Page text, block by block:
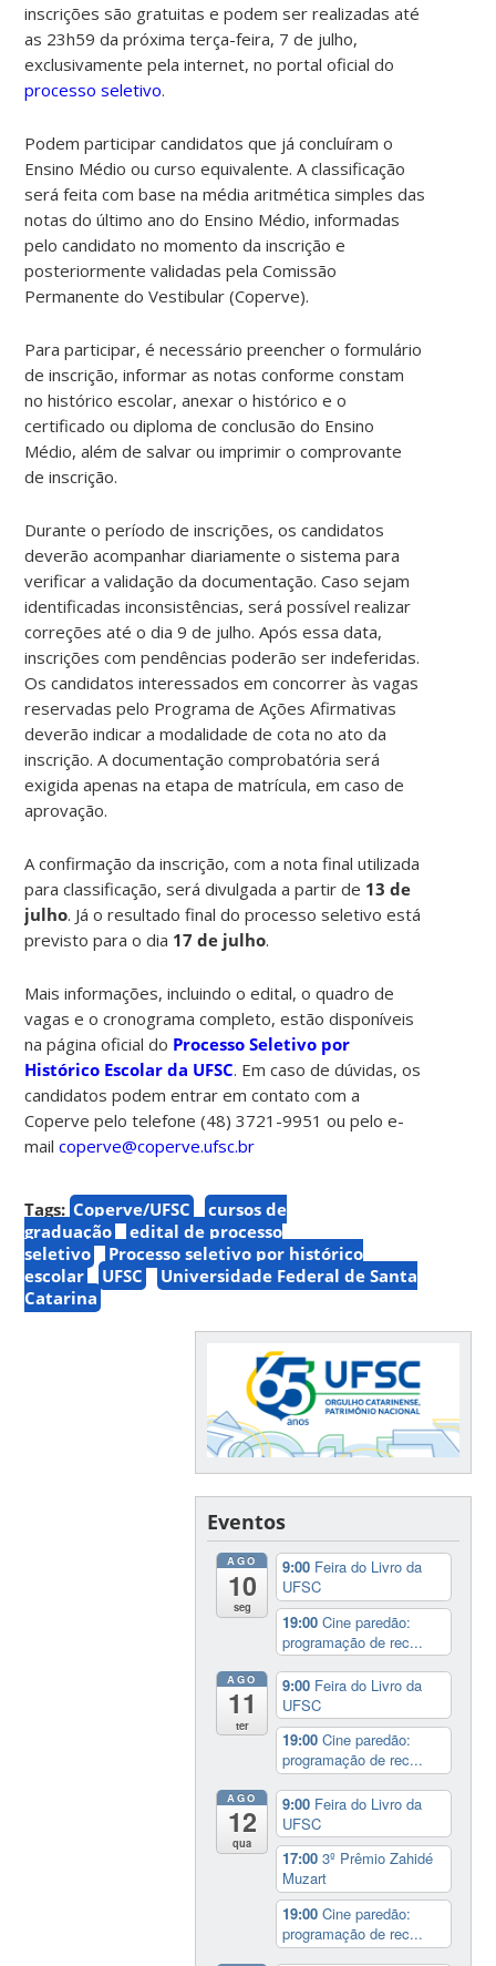
inscrições são gratuitas e podem ser realizadas até
as 23h59 da próxima terça-feira, 7 de julho,
exclusivamente pela internet, no portal oficial do
processo seletivo.
Podem participar candidatos que já concluíram o
Ensino Médio ou curso equivalente. A classificação
será feita com base na média aritmética simples das
notas do último ano do Ensino Médio, informadas
pelo candidato no momento da inscrição e
posteriormente validadas pela Comissão
Permanente do Vestibular (Coperve).
Para participar, é necessário preencher o formulário
de inscrição, informar as notas conforme constam
no histórico escolar, anexar o histórico e o
certificado ou diploma de conclusão do Ensino
Médio, além de salvar ou imprimir o comprovante
de inscrição.
Durante o período de inscrições, os candidatos
deverão acompanhar diariamente o sistema para
verificar a validação da documentação. Caso sejam
identificadas inconsistências, será possível realizar
correções até o dia 9 de julho. Após essa data,
inscrições com pendências poderão ser indeferidas.
Os candidatos interessados em concorrer às vagas
reservadas pelo Programa de Ações Afirmativas
deverão indicar a modalidade de cota no ato da
inscrição. A documentação comprobatória será
exigida apenas na etapa de matrícula, em caso de
aprovação.
A confirmação da inscrição, com a nota final utilizada
para classificação, será divulgada a partir de 13 de
julho. Já o resultado final do processo seletivo está
previsto para o dia 17 de julho.
Mais informações, incluindo o edital, o quadro de
vagas e o cronograma completo, estão disponíveis
na página oficial do Processo Seletivo por
Histórico Escolar da UFSC. Em caso de dúvidas, os
candidatos podem entrar em contato com a
Coperve pelo telefone (48) 3721-9951 ou pelo e-
mailcoperve@coperve.ufsc.br
Tags: Coperve/UFSC
cursos de
graduação
edital de processo
seletivo
Processo seletivo por histórico
escolar
UFSC
Universidade Federal de Santa
Catarina
Eventos
AGO
10
seg
9:00 Feira do Livro da
UFSC
19:00Cine paredão:
programação de rec...
AGO
11
ter
9:00 Feira do Livro da
UFSC
19:00Cine paredão:
programação de rec...
AGO
12
qua
9:00 Feira do Livro da
UFSC
17:003º Prêmio Zahidé
Muzart
19:00Cine paredão:
programação de rec...